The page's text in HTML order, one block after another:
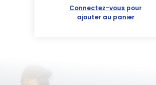
Connectez-vous pour
ajouter au panier